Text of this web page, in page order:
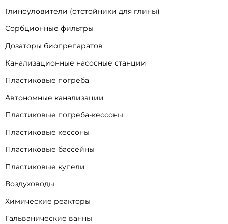
Глиноуловители (отстойники для глины)
Сорбционные фильтры
Дозаторы биопрепаратов
Канализационные насосные станции
Пластиковые погреба
Автономные канализации
Пластиковые погреба-кессоны
Пластиковые кессоны
Пластиковые бассейны
Пластиковые купели
Воздуховоды
Химические реакторы
Гальванические ванны